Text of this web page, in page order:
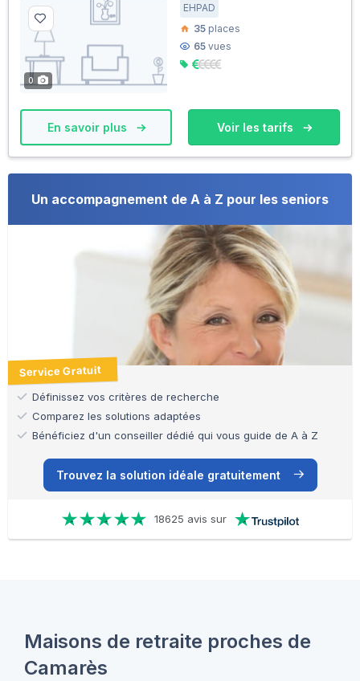
0
EHPAD
35 places
65 vues
En savoir plus Voir les tarifs
Un accompagnement de A à Z pour les seniors
Service Gratuit
Définissez vos critères de recherche
Comparez les solutions adaptées
Bénéficiez d'un conseiller dédié qui vous guide de A à Z
Trouvez la solution idéale gratuitement
18625 avis sur
Maisons de retraite proches de
Camarès